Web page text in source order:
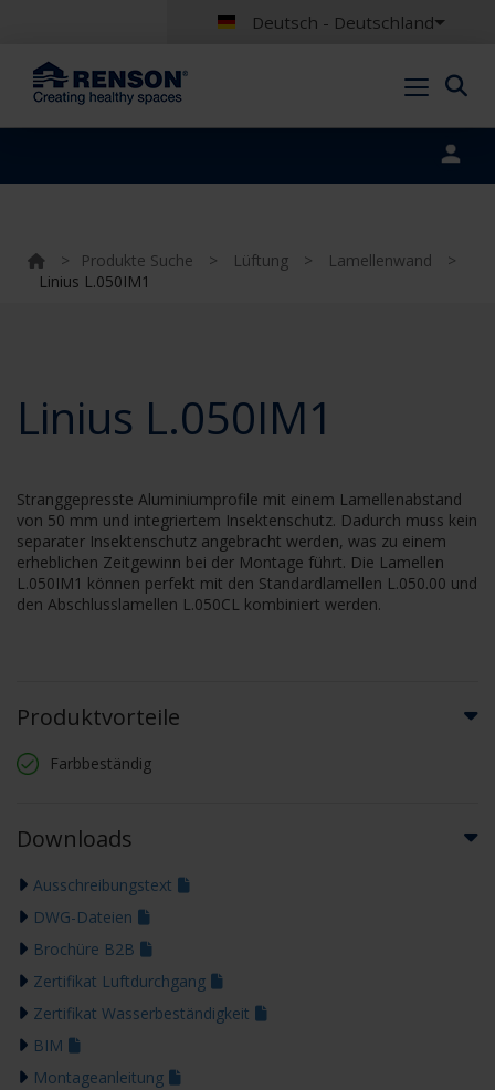
Deutsch - Deutschland
> Produkte Suche > Lüftung > Lamellenwand
>
Linius L.050IM1
Linius L.050IM1
Stranggepresste Aluminiumprofile mit einem Lamellenabstand
von 50 mm und integriertem Insektenschutz. Dadurch muss kein
separater Insektenschutz angebracht werden, was zu einem
erheblichen Zeitgewinn bei der Montage führt. Die Lamellen
L.050IM1 können perfekt mit den Standardlamellen L.050.00 und
den Abschlusslamellen L.050CL kombiniert werden.
Produktvorteile
Farbbeständig
Downloads
Ausschreibungstext
DWG-Dateien
Brochüre B2B
Zertifikat Luftdurchgang
Zertifikat Wasserbeständigkeit
BIM
Montageanleitung